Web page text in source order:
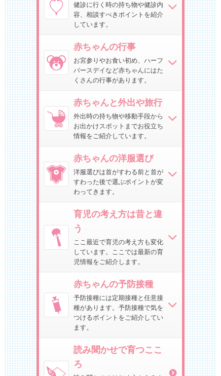
健診に行く時の持ち物や健診内
容、相談すべきポイントを紹介
しています。
赤ちゃんの行事
お宮参りやお食い初め、ハーフ
バースデイなど赤ちゃんにはた
くさんの行事があります。
赤ちゃんと外出や旅行
外出時の持ち物や移動手段から
お出かけスポットまでお役立ち
情報をご紹介しています。
赤ちゃんの洋服選び
洋服選びは首がすわる前と首が
すわった後で選ぶポイントが変
わってきます。
育児の考え方は昔と違
う
ここ最近で育児の考え方も変化
しています。ここでは最新の育
児情報をご紹介します。
赤ちゃんの予防接種
予防接種には定期接種と任意接
種があります。予防接種で気を
つけるポイントをご紹介してい
ます。
読み聞かせで育つここ
ろ